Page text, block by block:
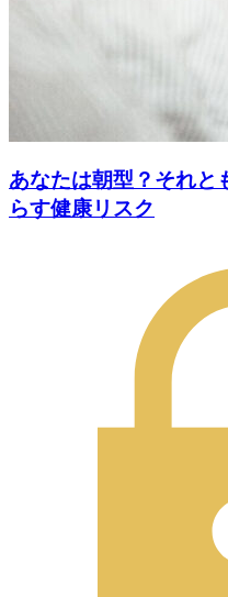
あなたは朝型？それ
らす健康リスク